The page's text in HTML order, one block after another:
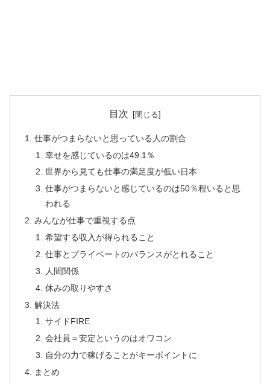
目次
仕事がつまらないと思っている人の割合
幸せを感じているのは49.1％
世界から見ても仕事の満足度が低い日本
仕事がつまらないと感じているのは50％程いると思
われる
みんなが仕事で重視する点
希望する収入が得られること
仕事とプライベートのバランスがとれること
人間関係
休みの取りやすさ
解決法
サイドFIRE
会社員＝安定というのはオワコン
自分の力で稼げることがキーポイントに
まとめ